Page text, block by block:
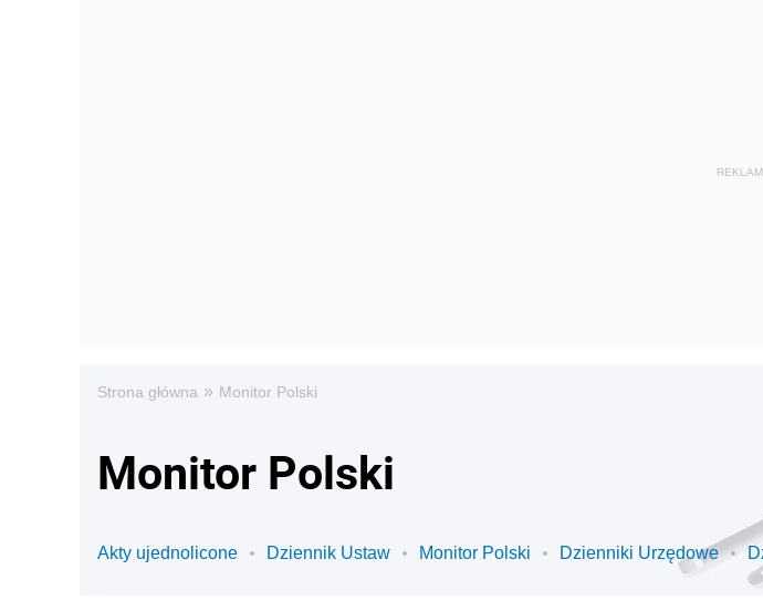
Strona główna » Monitor Polski
Monitor Polski
Akty ujednolicone Dziennik Ustaw Monitor Polski Dzienniki Urzędowe